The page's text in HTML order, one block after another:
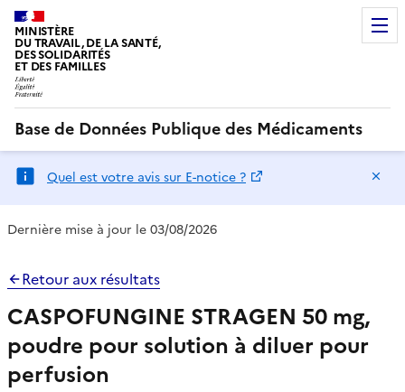
MINISTÈRE
DU TRAVAIL, DE LA SANTÉ,
DES SOLIDARITÉS
ET DES FAMILLES
Base de Données Publique des Médicaments
Quel est votre avis sur E-notice ?
Dernière mise à jour le 03/08/2026
Retour aux résultats
CASPOFUNGINE STRAGEN 50 mg,
poudre pour solution à diluer pour
perfusion